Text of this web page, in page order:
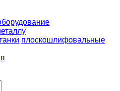
плоскошлифовальные